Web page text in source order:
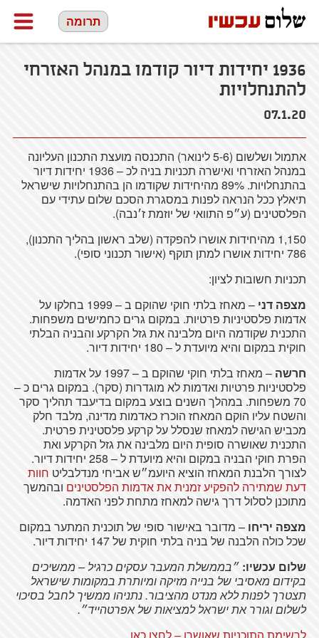
תרומה
1936 יחידות דיור קודמו במנהל האזרחי
להתנחלויות
07.1.20
אתמול ושלשום (5-6 לינואר) התכנסה מועצת התכנון העליונה
במנהל האזרחי ואישרה תכניות בניה לכ – 1936 יחידות דיור
בהתנחלויות. 89% מהיחידות שקודמו הן בהתנחלויות שישראל
תיאלץ ככל הנראה לפנות במסגרת הסכם שלום עתידי עם
הפלסטינים (ע״פ התוואי של יוזמת ז׳נבה).
1,150 מהיחידות אושרו להפקדה (שלב ראשון בהליך התכנון),
786 יחידות אושרו למתן תוקף (אישור תכנוני סופי).
תכניות חשובות לציון:
מצפה דני
– מאחז בלתי חוקי שהוקם ב – 1999 בחלקו על
אדמות פלסטיניות פרטיות. במקום גרים כחמישים משפחות.
התכנית שקודמה היום מלבינה את גזל הקרקע והבניה הבלתי
חוקית במקום והיא מיועדת ל – 180 יחידות דיור.
חרשה
– מאחז בלתי חוקי שהוקם ב – 1997 על אדמות
פלסטיניות פרטיות ואדמות לא מוגדרות (סקר). במקום גרים כ –
70 משפחות. במהלך השנים בוצע במקום בדיעבד תהליך סקר
והשטח עליו הוקם המאחז הוכרז כאדמות מדינה, מלבד חלק
מכביש הגישה למאחז שנסלל על קרקע פלסטינית פרטית.
התכנית שאושרה סופית היום מלבינה את גזל הקרקע ואת
הפרת חוקי הבניה במקום והיא מיועדת ל – 258 יחידות דיור.
לצורך הלבנת המאחז הוציא היועמ״ש אביחי מנדלבליט חוות
דעת שמתירה להפקיע זמנית את אדמות הפלסטינים ובהמשך
מתוכנן לסלול דרך גישה למאחז מתחת לפני האדמה.
מצפה יריחו – מדובר באישור סופי של תוכנית המתער במקום
שכל כולה הלבנה של בניה בלתי חוקית של 147 יחידות דיור.
שלום עכשיו: ״בממשלת המעבר עסקים כרגיל – ממשיכים
בקידום מאסיבי של בנייה מזיקה ומיותרת במקומות שישראל
תצטרך לפנות ללא מנדט מהציבור. נתניהו ממשיך לחבל בסיכוי
לשלום וגורר את ישראל למציאות של אפרטהייד״.